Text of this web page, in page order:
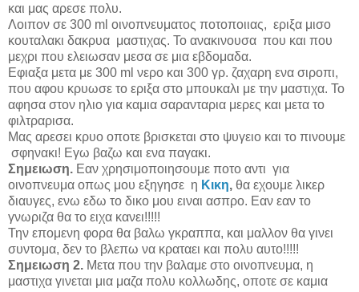
και μας αρεσε πολυ.
Λοιπον σε 300 ml οινοπνευματος ποτοποιιας, εριξα μισο
κουταλακι δακρυα μαστιχας. Το ανακινουσα που και που
μεχρι που ελειωσαν μεσα σε μια εβδομαδα.
Εφιαξα μετα με 300 ml νερο και 300 γρ. ζαχαρη ενα σιροπι,
που αφου κρυωσε το εριξα στο μπουκαλι με την μαστιχα. Το
αφησα στον ηλιο για καμια σαρανταρια μερες και μετα το
φιλτραρισα.
Μας αρεσει κρυο οποτε βρισκεται στο ψυγειο και το πινουμε
σφηνακι! Eγω βαζω και ενα παγακι.
Σημειωση. Εαν χρησιμοποιησουμε ποτο αντι για
οινοπνευμα οπως μου εξηγησε η Κικη, θα εχουμε λικερ
διαυγες, ενω εδω το δικο μου ειναι ασπρο. Εαν εαν το
γνωριζα θα το ειχα κανει!!!!!
Την επομενη φορα θα βαλω γκραππα, και μαλλον θα γινει
συντομα, δεν το βλεπω να κραταει και πολυ αυτο!!!!!
Σημειωση 2. Μετα που την βαλαμε στο οινοπνευμα, η
μαστιχα γινεται μια μαζα πολυ κολλωδης, οποτε σε καμια